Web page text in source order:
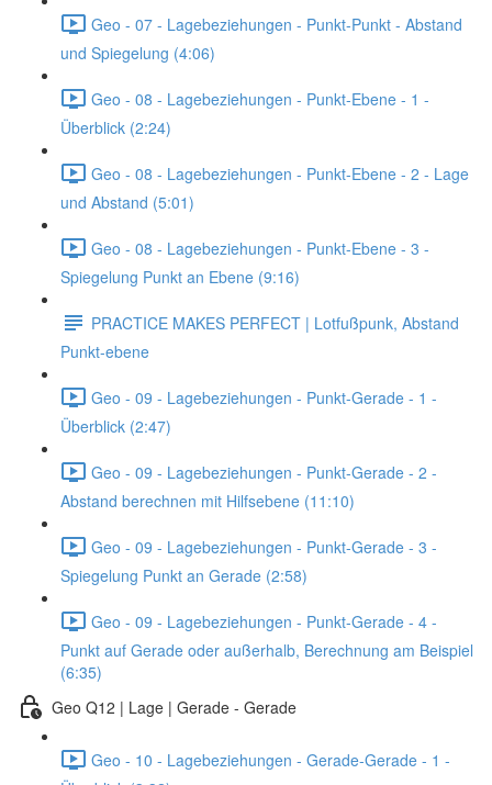
Geo - 07 - Lagebeziehungen - Punkt-Punkt - Abstand
und Spiegelung (4:06)
Geo - 08 - Lagebeziehungen - Punkt-Ebene - 1 -
Überblick (2:24)
Geo - 08 - Lagebeziehungen - Punkt-Ebene - 2 - Lage
und Abstand (5:01)
Geo - 08 - Lagebeziehungen - Punkt-Ebene - 3 -
Spiegelung Punkt an Ebene (9:16)
PRACTICE MAKES PERFECT | Lotfußpunk, Abstand
Punkt-ebene
Geo - 09 - Lagebeziehungen - Punkt-Gerade - 1 -
Überblick (2:47)
Geo - 09 - Lagebeziehungen - Punkt-Gerade - 2 -
Abstand berechnen mit Hilfsebene (11:10)
Geo - 09 - Lagebeziehungen - Punkt-Gerade - 3 -
Spiegelung Punkt an Gerade (2:58)
Geo - 09 - Lagebeziehungen - Punkt-Gerade - 4 -
Punkt auf Gerade oder außerhalb, Berechnung am Beispiel
(6:35)
Geo Q12 | Lage | Gerade - Gerade
Geo - 10 - Lagebeziehungen - Gerade-Gerade - 1 -